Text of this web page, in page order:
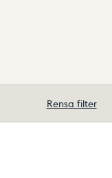
Rensa filter